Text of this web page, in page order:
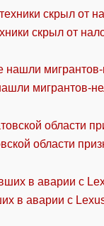
скрыл от
мигрантов-
области
в аварии c